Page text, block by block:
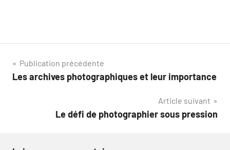
Navigation
de
Publication précédente
Les archives photographiques et leur importance
Article suivant
Le défi de photographier sous pression